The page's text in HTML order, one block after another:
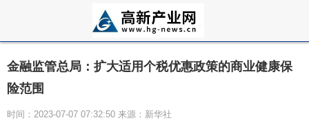
金融监管总局：扩大适用个税优惠政策的商业健康保
险范围
时间：2023-07-07 07:32:50 来源：新华社